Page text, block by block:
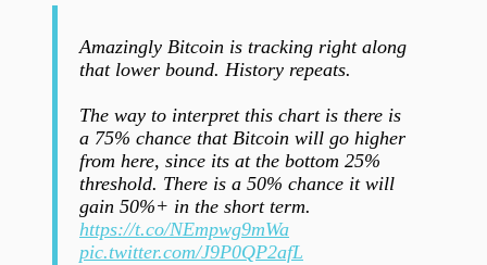
Amazingly Bitcoin is tracking right along
that lower bound. History repeats.
The way to interpret this chart is there is
a 75% chance that Bitcoin will go higher
from here, since its at the bottom 25%
threshold. There is a 50% chance it will
gain 50%+ in the short term.
https://t.co/NEmpwg9mWa
pic.twitter.com/J9P0QP2afL